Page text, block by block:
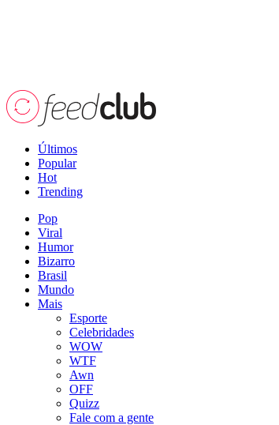
Últimos
Popular
Hot
Trending
Pop
Viral
Humor
Bizarro
Brasil
Mundo
Mais
Esporte
Celebridades
WOW
WTF
Awn
OFF
Quizz
Fale com a gente